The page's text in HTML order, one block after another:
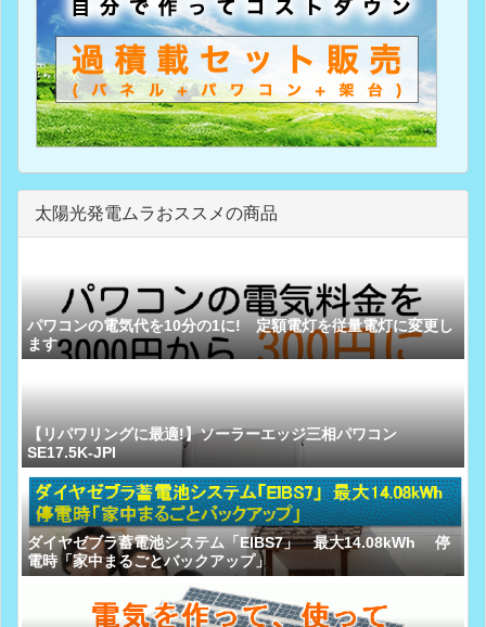
太陽光発電ムラおススメの商品
パワコンの電気代を10分の1に! 定額電灯を従量電灯に変更し
ます
【リパワリングに最適!】ソーラーエッジ三相パワコン
SE17.5K-JPI
ダイヤゼブラ蓄電池システム「EIBS7」 最大14.08kWh 停
電時「家中まるごとバックアップ」